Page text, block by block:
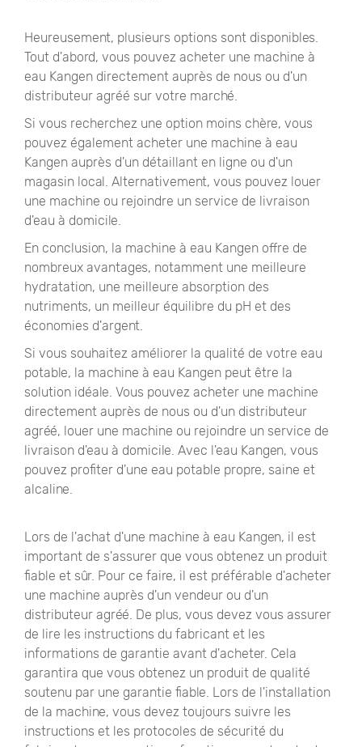
Heureusement, plusieurs options sont disponibles.
Tout d'abord, vous pouvez acheter une machine à
eau Kangen directement auprès de nous ou d'un
distributeur agréé sur votre marché.
Si vous recherchez une option moins chère, vous
pouvez également acheter une machine à eau
Kangen auprès d'un détaillant en ligne ou d'un
magasin local. Alternativement, vous pouvez louer
une machine ou rejoindre un service de livraison
d'eau à domicile.
En conclusion, la machine à eau Kangen offre de
nombreux avantages, notamment une meilleure
hydratation, une meilleure absorption des
nutriments, un meilleur équilibre du pH et des
économies d'argent.
Si vous souhaitez améliorer la qualité de votre eau
potable, la machine à eau Kangen peut être la
solution idéale. Vous pouvez acheter une machine
directement auprès de nous ou d'un distributeur
agréé, louer une machine ou rejoindre un service de
livraison d'eau à domicile. Avec l'eau Kangen, vous
pouvez profiter d'une eau potable propre, saine et
alcaline.
Lors de l'achat d'une machine à eau Kangen, il est
important de s'assurer que vous obtenez un produit
fiable et sûr. Pour ce faire, il est préférable d'acheter
une machine auprès d'un vendeur ou d'un
distributeur agréé. De plus, vous devez vous assurer
de lire les instructions du fabricant et les
informations de garantie avant d'acheter. Cela
garantira que vous obtenez un produit de qualité
soutenu par une garantie fiable. Lors de l'installation
de la machine, vous devez toujours suivre les
instructions et les protocoles de sécurité du